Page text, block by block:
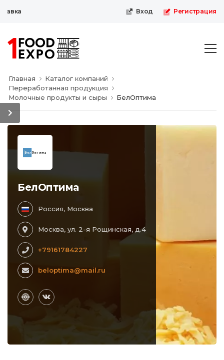
Вход Регистрация
Главная
Каталог компаний
Переработанная продукция
Молочные продукты и сыры
БелОптима
БелОптима
Россия, Москва
Москва, ул. 2-я Рощинская, д.4
+79161784227
beloptima@mail.ru